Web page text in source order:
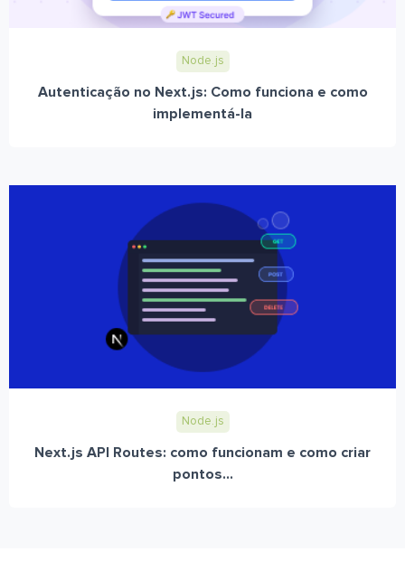
Node.js
Autenticação no Next.js: Como funciona e como
implementá-la
Node.js
Next.js API Routes: como funcionam e como criar
pontos...